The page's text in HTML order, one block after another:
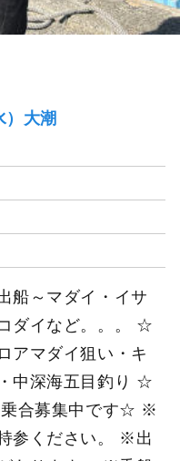
）大潮
船～マダイ・イサ
ダイなど。。。 ☆
アマダイ狙い・キ
中深海五目釣り ☆
合募集中です☆ ※
参ください。 ※出